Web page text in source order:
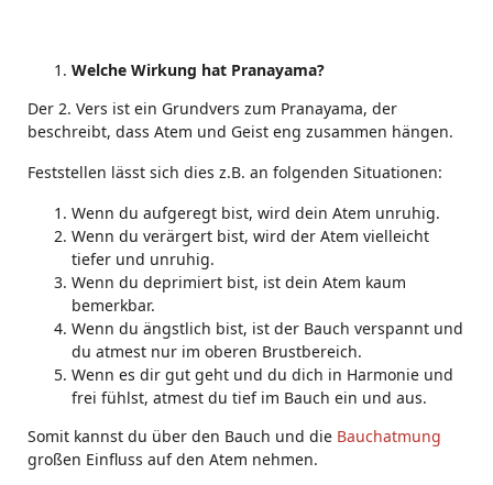
Welche Wirkung hat Pranayama?
Der 2. Vers ist ein Grundvers zum Pranayama, der
beschreibt, dass Atem und Geist eng zusammen hängen.
Feststellen lässt sich dies z.B. an folgenden Situationen:
Wenn du aufgeregt bist, wird dein Atem unruhig.
Wenn du verärgert bist, wird der Atem vielleicht
tiefer und unruhig.
Wenn du deprimiert bist, ist dein Atem kaum
bemerkbar.
Wenn du ängstlich bist, ist der Bauch verspannt und
du atmest nur im oberen Brustbereich.
Wenn es dir gut geht und du dich in Harmonie und
frei fühlst, atmest du tief im Bauch ein und aus.
Somit kannst du über den Bauch und die Bauchatmung
großen Einfluss auf den Atem nehmen.